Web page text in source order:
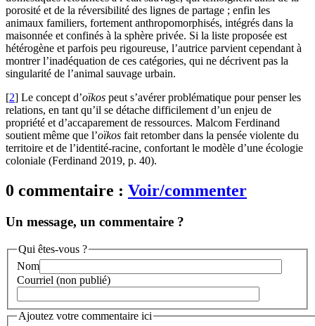
porosité et de la réversibilité des lignes de partage ; enfin les
animaux familiers, fortement anthropomorphisés, intégrés dans la
maisonnée et confinés à la sphère privée. Si la liste proposée est
hétérogène et parfois peu rigoureuse, l’autrice parvient cependant à
montrer l’inadéquation de ces catégories, qui ne décrivent pas la
singularité de l’animal sauvage urbain.
[2] Le concept d’oïkos peut s’avérer problématique pour penser les
relations, en tant qu’il se détache difficilement d’un enjeu de
propriété et d’accaparement de ressources. Malcom Ferdinand
soutient même que l’oïkos fait retomber dans la pensée violente du
territoire et de l’identité-racine, confortant le modèle d’une écologie
coloniale (Ferdinand 2019, p. 40).
0 commentaire : Voir/commenter
Un message, un commentaire ?
Qui êtes-vous ?
Nom
Courriel (non publié)
Ajoutez votre commentaire ici